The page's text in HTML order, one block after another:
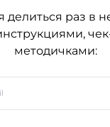
делиться раз в
методичками: